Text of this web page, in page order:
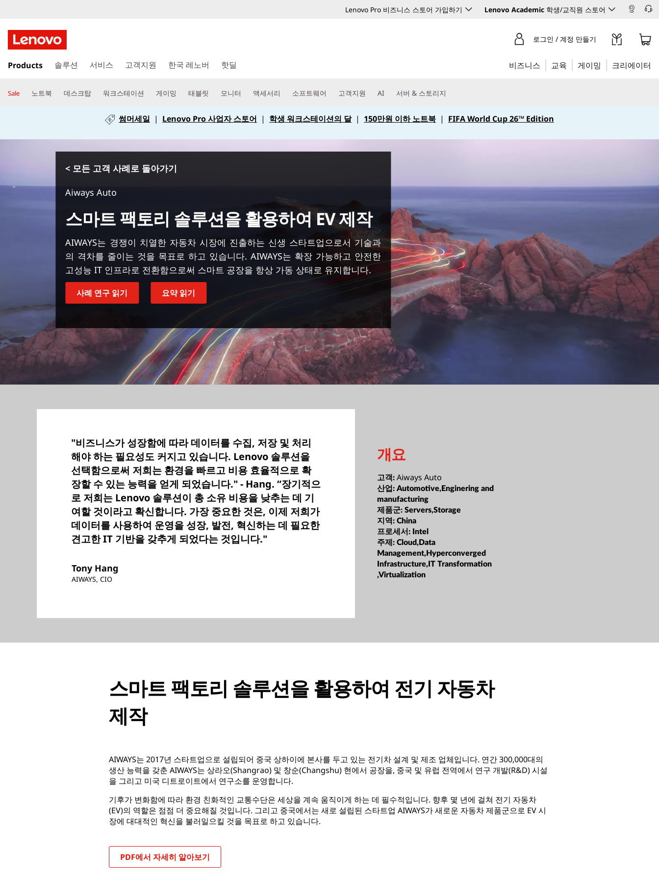
Lenovo Pro 비즈니스 스토어 가입하기 Lenovo Academic 학생/교직원 스토어
요
텐
로그인 / 계정 만들기
Products 솔루션 서비스 고객지원 한국 레노버 핫딜 비즈니스 교육 게이밍 크리에이터
Sale 노트북 데스크탑 워크스테이션 게이밍 태블릿 모니터 액세서리 소프트웨어 고객지원 AI 서버 & 스토리지
썸머세일 | Lenovo Pro 사업자 스토어 | 학생 워크스테이션의 달| 150만원 이하 노트북| FIFA World Cup 26™ Edition
< 모든 고객 사례로 돌아가기
Aiways Auto
스마트 팩토리 솔루션을 활용하여 EV 제작
AIWAYS는 경쟁이 치열한 자동차 시장에 진출하는 신생 스타트업으로서 기술과
의 격차를 줄이는 것을 목표로 하고 있습니다. AIWAYS는 확장 가능하고 안전한
고성능 IT 인프라로 전환함으로써 스마트 공장을 항상 가동 상태로 유지합니다.
사례 연구 읽기 요약 읽기
"비즈니스가 성장함에 따라 데이터를 수집, 저장 및 처리
해야 하는 필요성도 커지고 있습니다. Lenovo 솔루션을
선택함으로써 저희는 환경을 빠르고 비용 효율적으로 확
장할 수 있는 능력을 얻게 되었습니다." - Hang. “장기적으
로 저희는 Lenovo 솔루션이 총 소유 비용을 낮추는 데 기
여할 것이라고 확신합니다. 가장 중요한 것은, 이제 저희가
데이터를 사용하여 운영을 성장, 발전, 혁신하는 데 필요한
견고한 IT 기반을 갖추게 되었다는 것입니다."
Tony Hang
AIWAYS, CIO
개요
고객:Aiways Auto
산업:Automotive,Enginering and
manufacturing
제품군:Servers,Storage
지역:China
프로세서: Intel
주제:Cloud,Data
Management,Hyperconverged
Infrastructure,IT Transformation
,Virtualization
스마트 팩토리 솔루션을 활용하여 전기 자동차
제작
AIWAYS는 2017년 스타트업으로 설립되어 중국 상하이에 본사를 두고 있는 전기차 설계 및 제조 업체입니다. 연간 300,000대의
생산 능력을 갖춘 AIWAYS는 상라오(Shangrao) 및 창순(Changshu) 현에서 공장을, 중국 및 유럽 전역에서 연구 개발(R&D) 시설
을 그리고 미국 디트로이트에서 연구소를 운영합니다.
기후가 변화함에 따라 환경 친화적인 교통수단은 세상을 계속 움직이게 하는 데 필수적입니다. 향후 몇 년에 걸쳐 전기 자동차
(EV)의 역할은 점점 더 중요해질 것입니다. 그리고 중국에서는 새로 설립된 스타트업 AIWAYS가 새로운 자동차 제품군으로 EV 시
장에 대대적인 혁신을 불러일으킬 것을 목표로 하고 있습니다.
PDF에서 자세히 알아보기